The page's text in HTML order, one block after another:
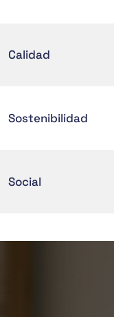
Calidad
Sostenibilidad
Social